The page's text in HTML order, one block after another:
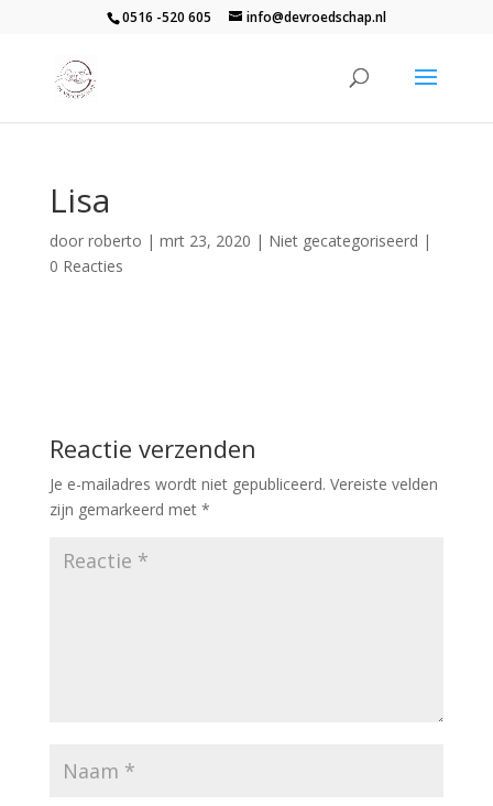
0516 -520 605 info@devroedschap.nl
Lisa
door roberto | mrt 23, 2020 | Niet gecategoriseerd |
0 Reacties
Reactie verzenden
Je e-mailadres wordt niet gepubliceerd. Vereiste velden
zijn gemarkeerd met *